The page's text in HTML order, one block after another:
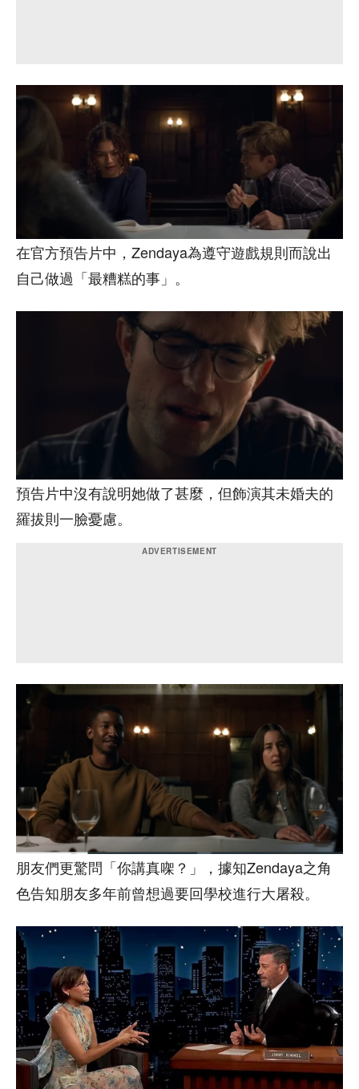
在官方預告片中，Zendaya為遵守遊戲規則而說出
自己做過「最糟糕的事」。
預告片中沒有說明她做了甚麼，但飾演其未婚夫的
羅拔則一臉憂慮。
朋友們更驚問「你講真㗎？」，據知Zendaya之角
色告知朋友多年前曾想過要回學校進行大屠殺。